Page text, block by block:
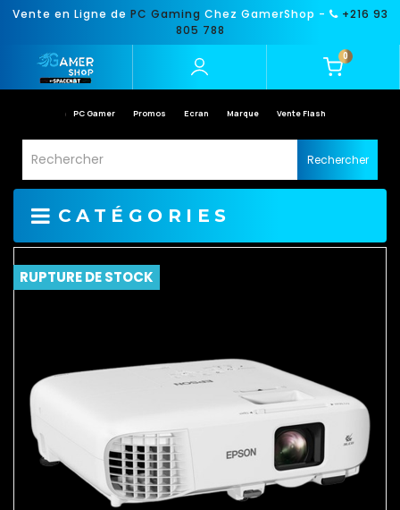
Vente en Ligne de PC Gaming Chez GamerShop -
+216 93
805 788
0
PC Gamer Promos Ecran Marque Vente Flash
Rechercher
CATÉGORIES
RUPTURE DE STOCK